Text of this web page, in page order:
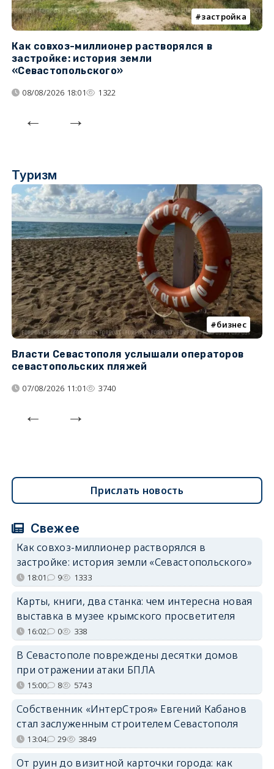
застройка
Как совхоз-миллионер растворялся в
застройке: история земли
«Севастопольского»
08/08/2026 18:01 1322
Туризм
бизнес
Власти Севастополя услышали операторов
севастопольских пляжей
07/08/2026 11:01 3740
Прислать новость
Свежее
Как совхоз-миллионер растворялся в
застройке: история земли «Севастопольского»
18:01 9 1333
Карты, книги, два станка: чем интересна новая
выставка в музее крымского просветителя
16:02 0 338
В Севастополе повреждены десятки домов
при отражении атаки БПЛА
15:00 8 5743
Собственник «ИнтерСтроя» Евгений Кабанов
стал заслуженным строителем Севастополя
13:04 29 3849
От руин до визитной карточки города: как